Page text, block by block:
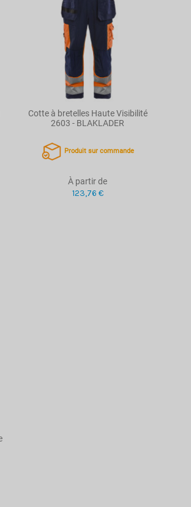
Cotte à bretelles Haute Visibilité
2603 - BLAKLADER
Produit sur commande
À partir de
123,76 €